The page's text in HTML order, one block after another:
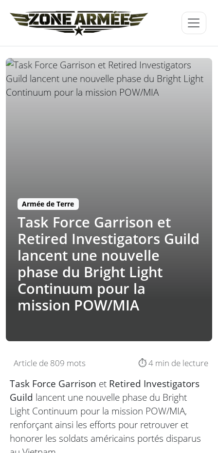
Armée de Terre
Task Force Garrison et
Retired Investigators Guild
lancent une nouvelle
phase du Bright Light
Continuum pour la
mission POW/MIA
Article de 809 mots ⏱️ 4 min de lecture
Task Force Garrison et Retired Investigators
Guild lancent une nouvelle phase du Bright
Light Continuum pour la mission POW/MIA,
renforçant ainsi les efforts pour retrouver et
honorer les soldats américains portés disparus